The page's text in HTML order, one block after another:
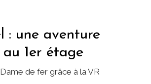
: une aventure
1er étage
de fer grâce à la VR